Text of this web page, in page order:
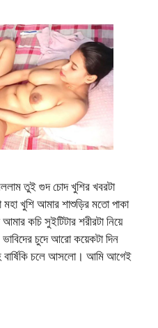
তুই গুদ চোদ খুশির খবরটা
খুশি আমার শাশুড়ির মতো পাকা
কচি সুইটিটার শরীরটা নিয়ে
চুদে আরো কয়েকটা দিন
বার্ষিকি চলে আসলো। আমি আগেই